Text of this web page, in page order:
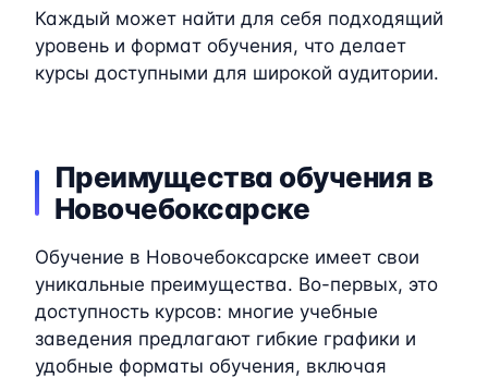
Каждый может найти для себя подходящий
уровень и формат обучения, что делает
курсы доступными для широкой аудитории.
Преимущества обучения в
Новочебоксарске
Обучение в Новочебоксарске имеет свои
уникальные преимущества. Во-первых, это
доступность курсов: многие учебные
заведения предлагают гибкие графики и
удобные форматы обучения, включая